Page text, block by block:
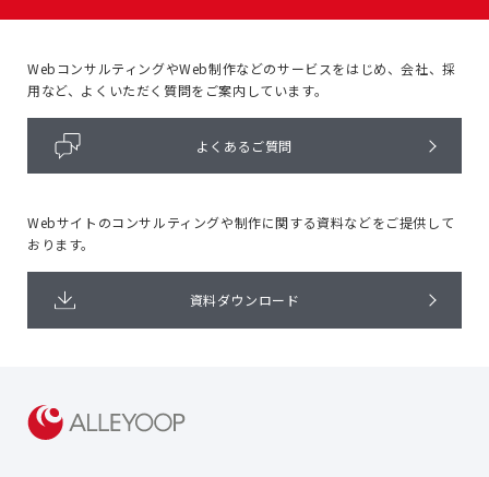
WebコンサルティングやWeb制作などのサービスをはじめ、会社、採
用など、よくいただく質問をご案内しています。
よくあるご質問
Webサイトのコンサルティングや制作に関する資料などをご提供して
おります。
資料ダウンロード